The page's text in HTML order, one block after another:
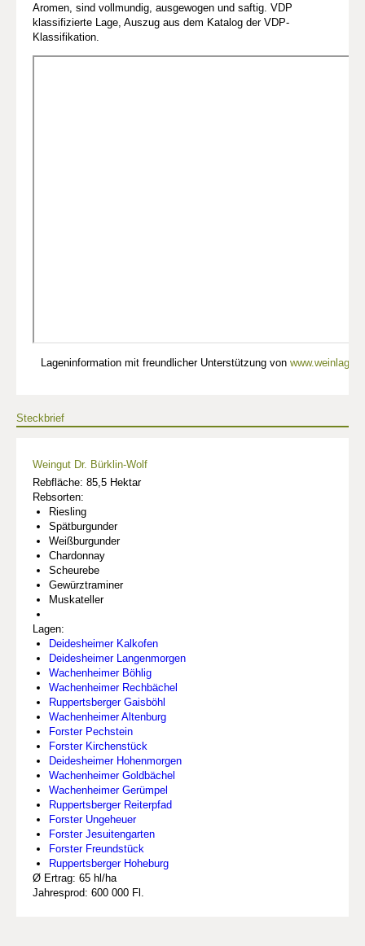
Aromen, sind vollmundig, ausgewogen und saftig. VDP
klassifizierte Lage, Auszug aus dem Katalog der VDP-
Klassifikation.
Lageninformation mit freundlicher Unterstützung von
Steckbrief
Weingut Dr. Bürklin-Wolf
Rebfläche: 85,5 Hektar
Rebsorten:
Riesling
Spätburgunder
Weißburgunder
Chardonnay
Scheurebe
Gewürztraminer
Muskateller
Lagen:
Deidesheimer Kalkofen
Deidesheimer Langenmorgen
Wachenheimer Böhlig
Wachenheimer Rechbächel
Ruppertsberger Gaisböhl
Wachenheimer Altenburg
Forster Pechstein
Forster Kirchenstück
Deidesheimer Hohenmorgen
Wachenheimer Goldbächel
Wachenheimer Gerümpel
Ruppertsberger Reiterpfad
Forster Ungeheuer
Forster Jesuitengarten
Forster Freundstück
Ruppertsberger Hoheburg
Ø Ertrag: 65 hl/ha
Jahresprod: 600 000 Fl.